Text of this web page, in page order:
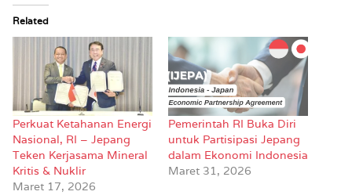
Related
Perkuat Ketahanan Energi
Nasional, RI – Jepang
Teken Kerjasama Mineral
Kritis & Nuklir
Maret 17, 2026
Pemerintah RI Buka Diri
untuk Partisipasi Jepang
dalam Ekonomi Indonesia
Maret 31, 2026